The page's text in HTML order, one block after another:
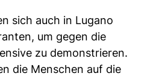
sich auch in Lugano
um gegen die
zu demonstrieren.
die Menschen auf die